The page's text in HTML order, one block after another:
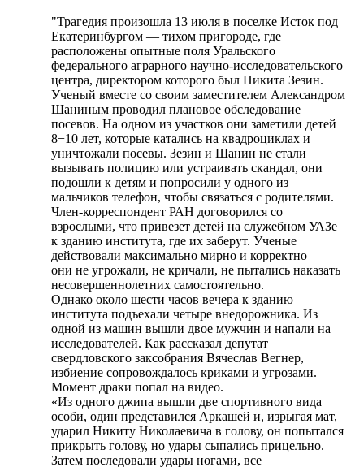
"Трагедия произошла 13 июля в поселке Исток под
Екатеринбургом — тихом пригороде, где
расположены опытные поля Уральского
федерального аграрного научно-исследовательского
центра, директором которого был Никита Зезин.
Ученый вместе со своим заместителем Александром
Шаниным проводил плановое обследование
посевов. На одном из участков они заметили детей
8−10 лет, которые катались на квадроциклах и
уничтожали посевы. Зезин и Шанин не стали
вызывать полицию или устраивать скандал, они
подошли к детям и попросили у одного из
мальчиков телефон, чтобы связаться с родителями.
Член-корреспондент РАН договорился со
взрослыми, что привезет детей на служебном УАЗе
к зданию института, где их заберут. Ученые
действовали максимально мирно и корректно —
они не угрожали, не кричали, не пытались наказать
несовершеннолетних самостоятельно.
Однако около шести часов вечера к зданию
института подъехали четыре внедорожника. Из
одной из машин вышли двое мужчин и напали на
исследователей. Как рассказал депутат
свердловского заксобрания Вячеслав Вегнер,
избиение сопровождалось криками и угрозами.
Момент драки попал на видео.
«Из одного джипа вышли две спортивного вида
особи, один представился Аркашей и, изрыгая мат,
ударил Никиту Николаевича в голову, он попытался
прикрыть голову, но удары сыпались прицельно.
Затем последовали удары ногами, все